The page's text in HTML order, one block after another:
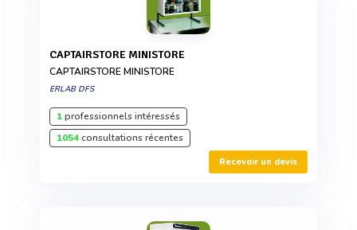
CAPTAIRSTORE MINISTORE
CAPTAIRSTORE MINISTORE
ERLAB DFS
1professionnels intéressés
1054consultations récentes
Recevoir un devis